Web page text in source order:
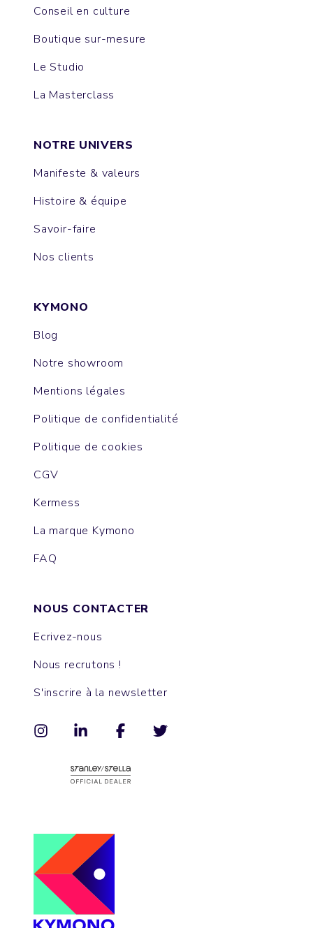
Conseil en culture
Boutique sur-mesure
Le Studio
La Masterclass
NOTRE UNIVERS
Manifeste & valeurs
Histoire & équipe
Savoir-faire
Nos clients
KYMONO
Blog
Notre showroom
Mentions légales
Politique de confidentialité
Politique de cookies
CGV
Kermess
La marque Kymono
FAQ
NOUS CONTACTER
Ecrivez-nous
Nous recrutons !
S'inscrire à la newsletter